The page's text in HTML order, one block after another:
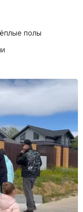
полы